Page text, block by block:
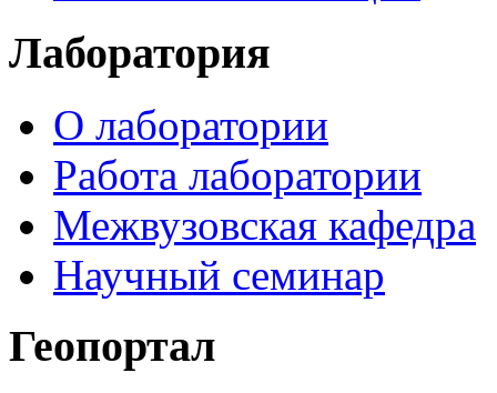
Лаборатория
О лаборатории
Работа лаборатории
Межвузовская кафедра
Научный семинар
Геопортал